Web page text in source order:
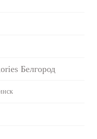
Белгород